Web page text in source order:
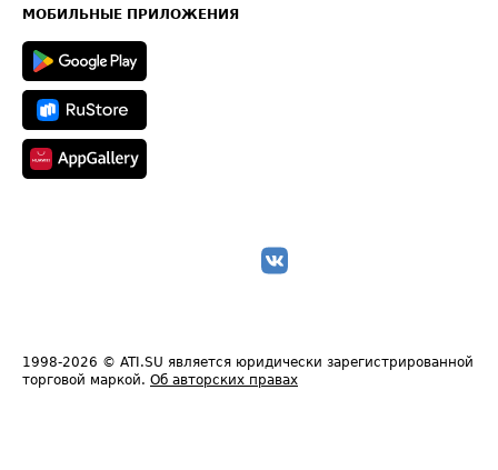
Техническая информация
МОБИЛЬНЫЕ ПРИЛОЖЕНИЯ
1998-2026 © ATI.SU является юридически зарегистрированной
торговой маркой. Об авторских правах